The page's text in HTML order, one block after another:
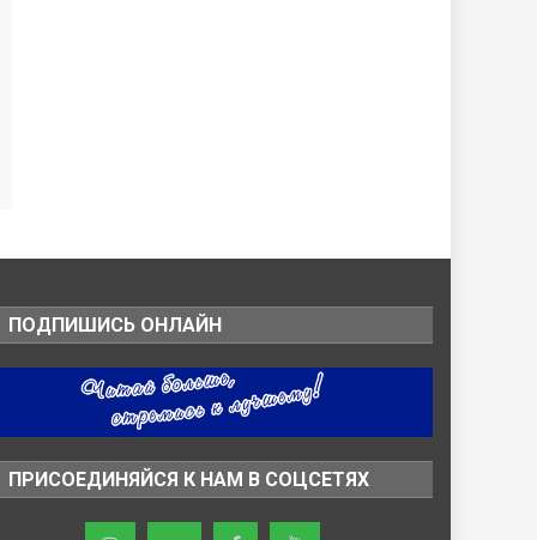
ПОДПИШИСЬ ОНЛАЙН
ПРИСОЕДИНЯЙСЯ К НАМ В СОЦСЕТЯХ